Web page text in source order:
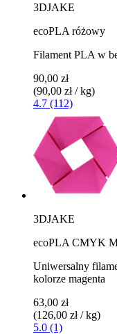
3DJAKE
ecoPLA różowy
Filament PLA w
90,00 zł
(90,00 zł / kg)
4.7 (112)
3DJAKE
ecoPLA CMYK
Uniwersalny
kolorze magenta
63,00 zł
(126,00 zł / kg)
5.0 (1)